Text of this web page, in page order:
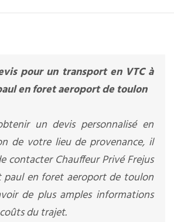
pour un transport en VTC à
en foret aeroport de toulon
un devis personnalisé en
de votre lieu de provenance, il
contacter Chauffeur Privé Frejus
paul en foret aeroport de toulon
de plus amples informations
du trajet.